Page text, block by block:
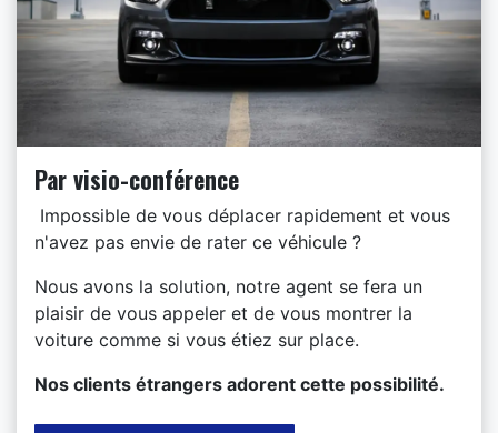
Par visio-conférence
Impossible de vous déplacer rapidement et vous
n'avez pas envie de rater ce véhicule ?
Nous avons la solution, notre agent se fera un
plaisir de vous appeler et de vous montrer la
voiture comme si vous étiez sur place.
​Nos clients étrangers adorent cette possibilité.